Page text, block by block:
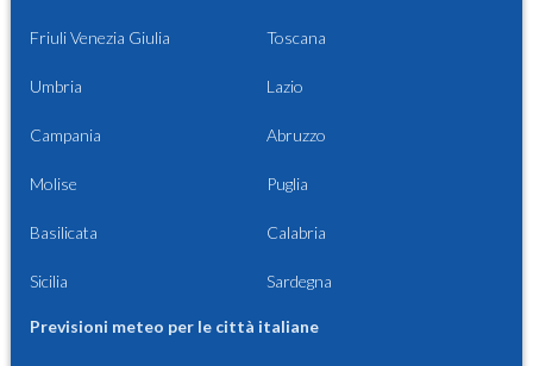
Friuli Venezia Giulia Toscana
Umbria Lazio
Campania Abruzzo
Molise Puglia
Basilicata Calabria
Sicilia Sardegna
Previsioni meteo per le città italiane